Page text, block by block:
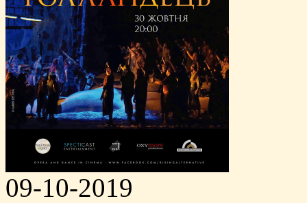
09-10-2019